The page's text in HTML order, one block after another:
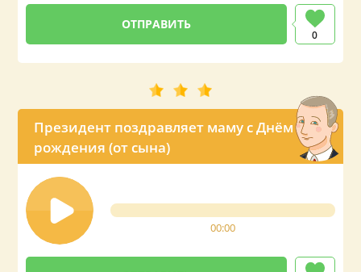
0
Президент поздравляет маму с Днём
рождения (от сына)
00:00